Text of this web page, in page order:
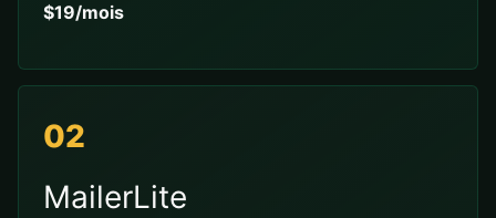
$19/mois
02
MailerLite